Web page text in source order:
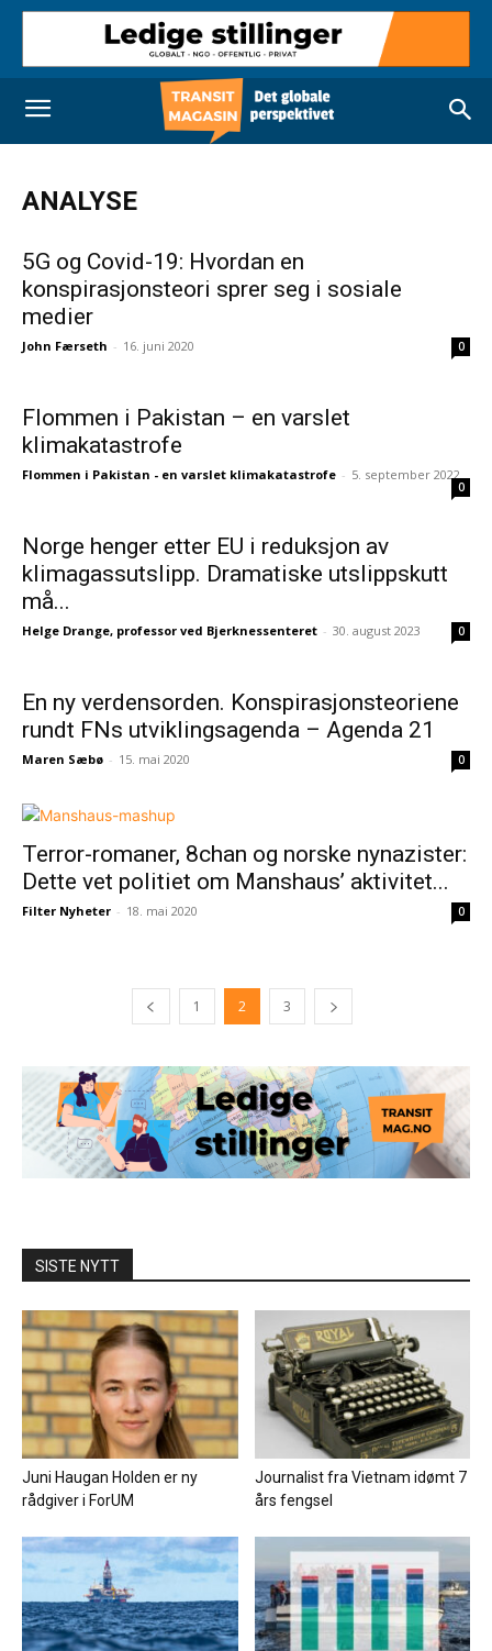
ANALYSE
5G og Covid-19: Hvordan en
konspirasjonsteori sprer seg i sosiale
medier
John Færseth - 16. juni 2020 0
Flommen i Pakistan – en varslet
klimakatastrofe
Flommen i Pakistan - en varslet klimakatastrofe - 5. september 2022
0
Norge henger etter EU i reduksjon av
klimagassutslipp. Dramatiske utslippskutt
må...
Helge Drange, professor ved Bjerknessenteret - 30. august 2023 0
En ny verdensorden. Konspirasjonsteoriene
rundt FNs utviklingsagenda – Agenda 21
Maren Sæbø - 15. mai 2020 0
Terror-romaner, 8chan og norske nynazister:
Dette vet politiet om Manshaus’ aktivitet...
Filter Nyheter - 18. mai 2020 0
1 2 3
SISTE NYTT
Juni Haugan Holden er ny
rådgiver i ForUM
Journalist fra Vietnam idømt 7
års fengsel